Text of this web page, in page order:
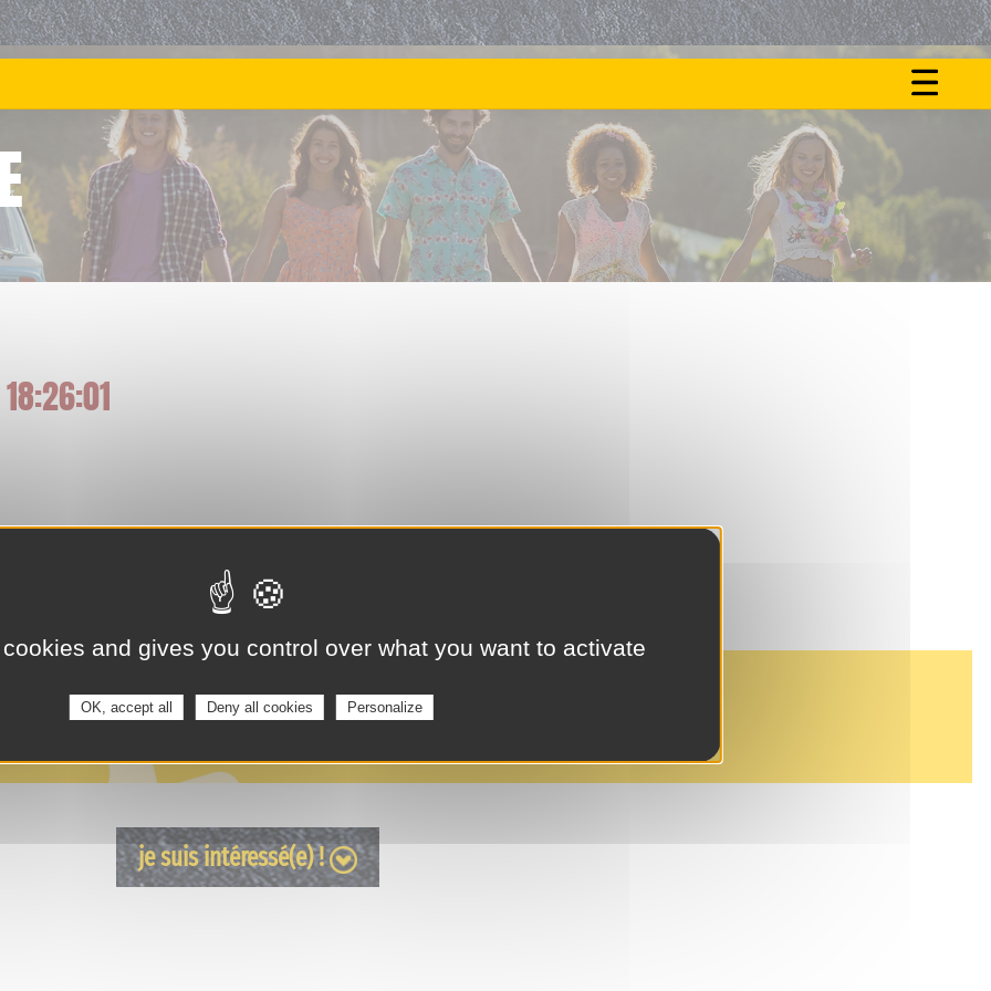
ON
18:26:01
je suis intéressé(e) !
and gives you control over what you want to activate
OK, accept all Deny all cookies Personalize